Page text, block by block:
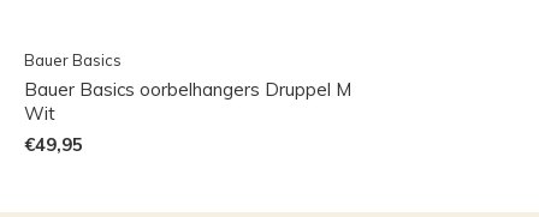
Bauer Basics
Bauer Basics oorbelhangers Druppel M
Wit
€49,95